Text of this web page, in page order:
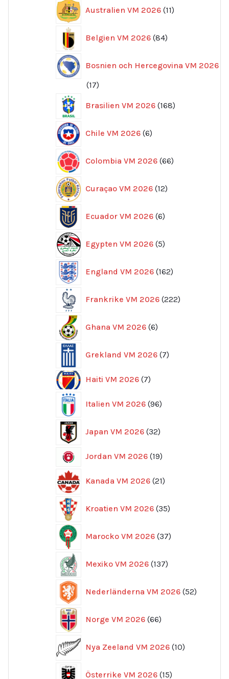
Australien VM 2026 11
produkter
Belgien VM 2026 84
produkter
Bosnien och Hercegovina VM 2026
1717
Brasilien VM 2026 168
produkter
Chile VM 2026 6
produkter
Colombia VM 2026 66
produkter
Curaçao VM 2026 12
produkter
Ecuador VM 2026 6
produkter
Egypten VM 2026 5
produkter
England VM 2026 162
produkter
Frankrike VM 2026 222
produkter
Ghana VM 2026 6
produkter
Grekland VM 2026 7
produkter
Haiti VM 2026 77
Italien VM 2026 96
produkter
Japan VM 2026 32
produkter
Jordan VM 2026 1919
Kanada VM 2026 21
produkter
Kroatien VM 2026 35
produkter
Marocko VM 2026 37
produkter
Mexiko VM 2026 137
produkter
Nederländerna VM 2026 52
Norge VM 2026 66
produkter
Nya Zeeland VM 2026 10
produkter
Österrike VM 2026 15